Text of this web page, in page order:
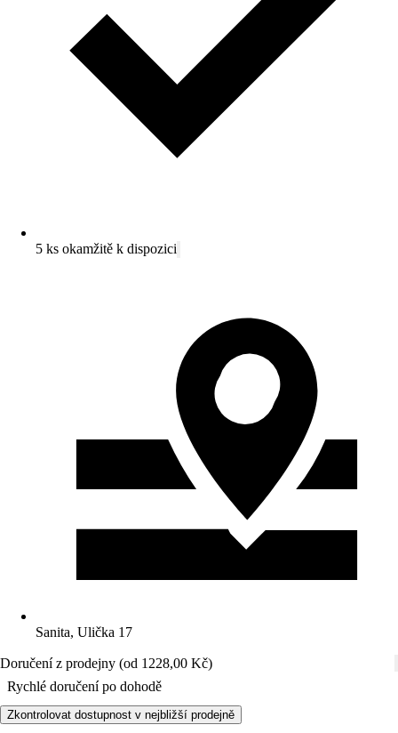
5 ks okamžitě k dispozici
Sanita, Ulička 17
Doručení z prodejny (od 1228,00 Kč)
Rychlé doručení po dohodě
Zkontrolovat dostupnost v nejbližší prodejně